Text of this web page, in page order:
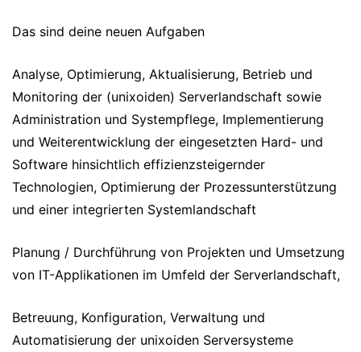
Das sind deine neuen Aufgaben
Analyse, Optimierung, Aktualisierung, Betrieb und
Monitoring der (unixoiden) Serverlandschaft sowie
Administration und Systempflege, Implementierung
und Weiterentwicklung der eingesetzten Hard- und
Software hinsichtlich effizienzsteigernder
Technologien, Optimierung der Prozessunterstützung
und einer integrierten Systemlandschaft
Planung / Durchführung von Projekten und Umsetzung
von IT-Applikationen im Umfeld der Serverlandschaft,
Betreuung, Konfiguration, Verwaltung und
Automatisierung der unixoiden Serversysteme